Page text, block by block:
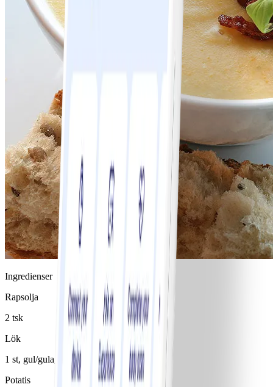
Ingredienser
Rapsolja
2 tsk
Lök
1 st, gul/gula, gul
Potatis